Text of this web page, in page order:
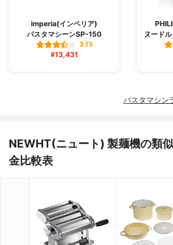
imperia(インペリア)
パスタマシーンSP-150
3.15
¥13,431
ヌード
パスタマシン
NEWHT(ニュート) 製麺機の類
金比較表